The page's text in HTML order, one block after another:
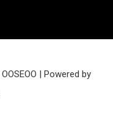
OOSEOO | Powered by